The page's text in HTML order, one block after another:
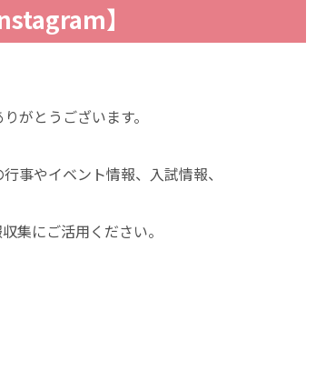
】
がとうございます。
事やイベント情報、入試情報、
集にご活用ください。